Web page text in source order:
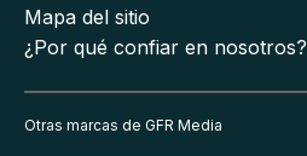
Mapa del sitio
¿Por qué confiar en nosotros?
Otras marcas de GFR Media